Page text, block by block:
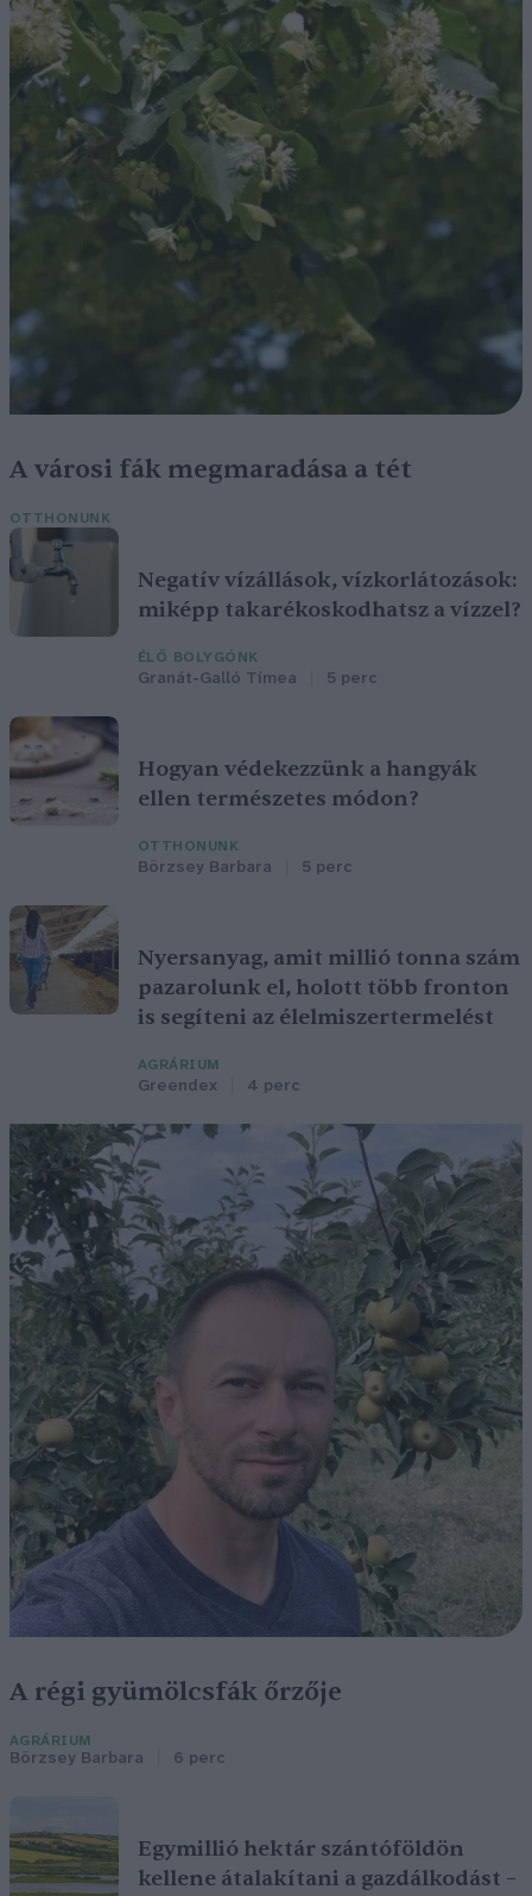
A városi fák megmaradása a tét
OTTHONUNK
Negatív vízállások, vízkorlátozások:
miképp takarékoskodhatsz a vízzel?
ÉLŐ BOLYGÓNK
Granát-Galló Tímea 5 perc
Hogyan védekezzünk a hangyák
ellen természetes módon?
OTTHONUNK
Börzsey Barbara 5 perc
Nyersanyag, amit millió tonna szám
pazarolunk el, holott több fronton
is segíteni az élelmiszertermelést
AGRÁRIUM
Greendex 4 perc
A régi gyümölcsfák őrzője
AGRÁRIUM
Börzsey Barbara 6 perc
Egymillió hektár szántóföldön
kellene átalakítani a gazdálkodást –